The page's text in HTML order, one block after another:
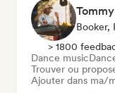
Booker,
> 1800
Dance music
Trouver ou
Ajouter dans ma/